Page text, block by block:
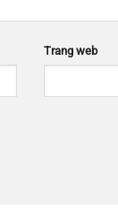
Trang web